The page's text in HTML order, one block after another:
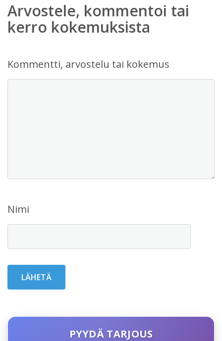
Arvostele, kommentoi tai
kerro kokemuksista
Kommentti, arvostelu tai kokemus
Nimi
PYYDÄ TARJOUS